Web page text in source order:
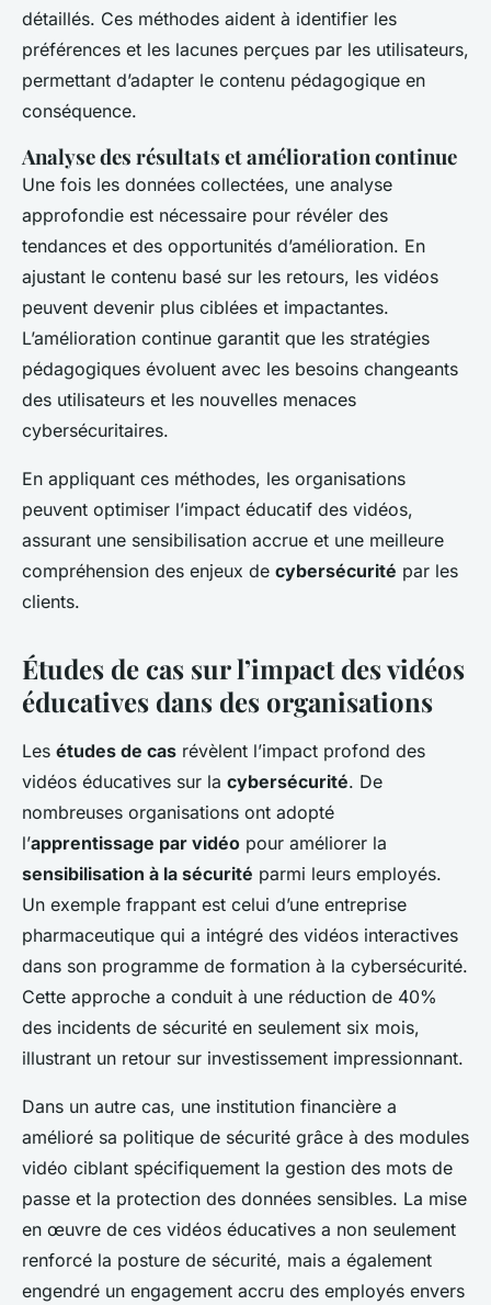
détaillés. Ces méthodes aident à identifier les
préférences et les lacunes perçues par les utilisateurs,
permettant d’adapter le contenu pédagogique en
conséquence.
Analyse des résultats et amélioration continue
Une fois les données collectées, une analyse
approfondie est nécessaire pour révéler des
tendances et des opportunités d’amélioration. En
ajustant le contenu basé sur les retours, les vidéos
peuvent devenir plus ciblées et impactantes.
L’amélioration continue garantit que les stratégies
pédagogiques évoluent avec les besoins changeants
des utilisateurs et les nouvelles menaces
cybersécuritaires.
En appliquant ces méthodes, les organisations
peuvent optimiser l’impact éducatif des vidéos,
assurant une sensibilisation accrue et une meilleure
compréhension des enjeux de cybersécurité par les
clients.
Études de cas sur l’impact des vidéos
éducatives dans des organisations
Les études de cas révèlent l’impact profond des
vidéos éducatives sur la cybersécurité. De
nombreuses organisations ont adopté
l’apprentissage par vidéo pour améliorer la
sensibilisation à la sécurité parmi leurs employés.
Un exemple frappant est celui d’une entreprise
pharmaceutique qui a intégré des vidéos interactives
dans son programme de formation à la cybersécurité.
Cette approche a conduit à une réduction de 40%
des incidents de sécurité en seulement six mois,
illustrant un retour sur investissement impressionnant.
Dans un autre cas, une institution financière a
amélioré sa politique de sécurité grâce à des modules
vidéo ciblant spécifiquement la gestion des mots de
passe et la protection des données sensibles. La mise
en œuvre de ces vidéos éducatives a non seulement
renforcé la posture de sécurité, mais a également
engendré un engagement accru des employés envers